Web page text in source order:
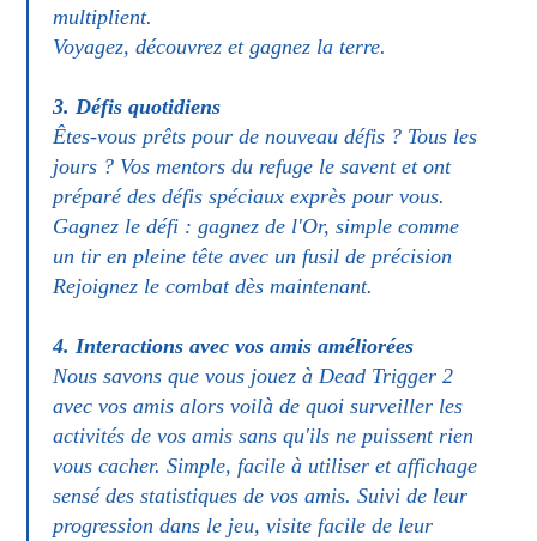
multiplient.
Voyagez, découvrez et gagnez la terre.
3. Défis quotidiens
Êtes-vous prêts pour de nouveau défis ? Tous les
jours ? Vos mentors du refuge le savent et ont
préparé des défis spéciaux exprès pour vous.
Gagnez le défi : gagnez de l'Or, simple comme
un tir en pleine tête avec un fusil de précision
Rejoignez le combat dès maintenant.
4. Interactions avec vos amis améliorées
Nous savons que vous jouez à Dead Trigger 2
avec vos amis alors voilà de quoi surveiller les
activités de vos amis sans qu'ils ne puissent rien
vous cacher. Simple, facile à utiliser et affichage
sensé des statistiques de vos amis. Suivi de leur
progression dans le jeu, visite facile de leur